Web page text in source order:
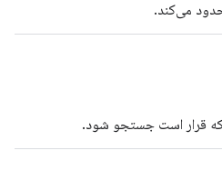
می‌کند.
قرار است جستجو شود.